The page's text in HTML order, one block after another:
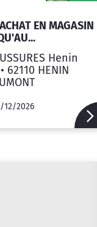
EN MAGASIN
Henin
62110 HENIN
12/2026